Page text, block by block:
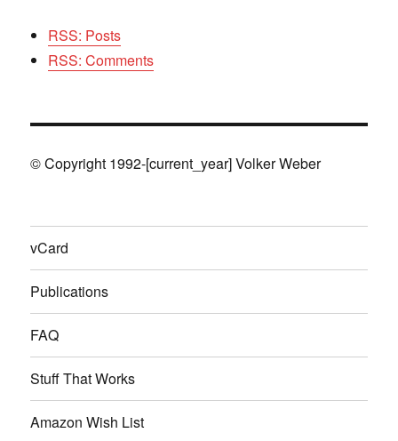
RSS: Posts
RSS: Comments
© Copyright 1992-[current_year] Volker Weber
vCard
Publications
FAQ
Stuff That Works
Amazon Wish List